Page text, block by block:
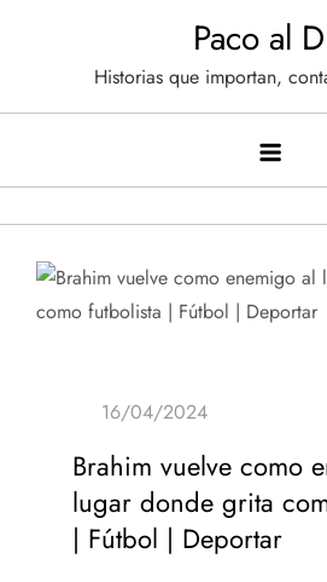
Paco al
Historias que importan,
Brahim vuelve como
lugar donde grita
| Fútbol | Deportar